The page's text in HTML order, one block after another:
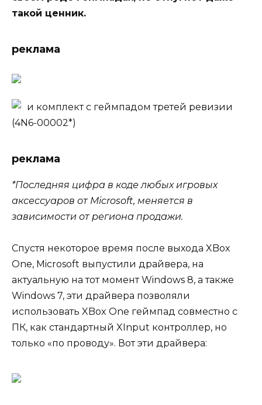
такой ценник.
реклама
и комплект с геймпадом третей ревизии
(4N6-00002*)
реклама
*Последняя цифра в коде любых игровых
аксессуаров от Microsoft, меняется в
зависимости от региона продажи.
Спустя некоторое время после выхода XBox
One, Microsoft выпустили драйвера, на
актуальную на тот момент Windows 8, а также
Windows 7, эти драйвера позволяли
использовать XBox One геймпад совместно с
ПК, как стандартный XInput контроллер, но
только «по проводу». Вот эти драйвера: